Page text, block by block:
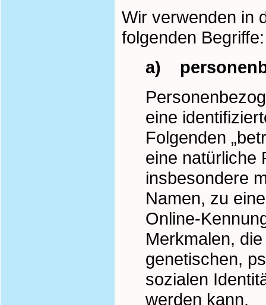
Wir verwenden in
folgenden Begriffe:
a)
eine
Folgenden
eine natürliche
insbesondere
Namen, zu
Online-
Merkmalen,
genetischen,
sozialen
werden kann.